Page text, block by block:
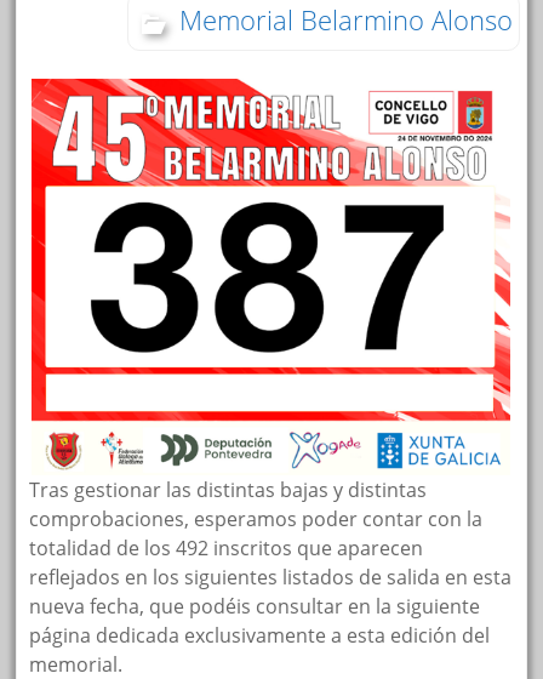
Memorial Belarmino Alonso
Tras gestionar las distintas bajas y distintas
comprobaciones, esperamos poder contar con la
totalidad de los 492 inscritos que aparecen
reflejados en los siguientes listados de salida en esta
nueva fecha, que podéis consultar en la siguiente
página dedicada exclusivamente a esta edición del
memorial.